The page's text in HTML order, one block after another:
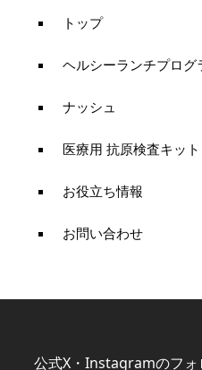
トップ
ヘルシーランチプログ
ナッシュ
医療用 抗原検査キット
お役立ち情報
お問い合わせ
公式X・Instagramのフォ